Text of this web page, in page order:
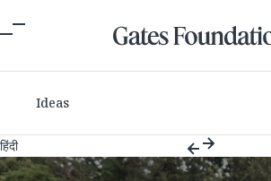
Ideas
हिंदी